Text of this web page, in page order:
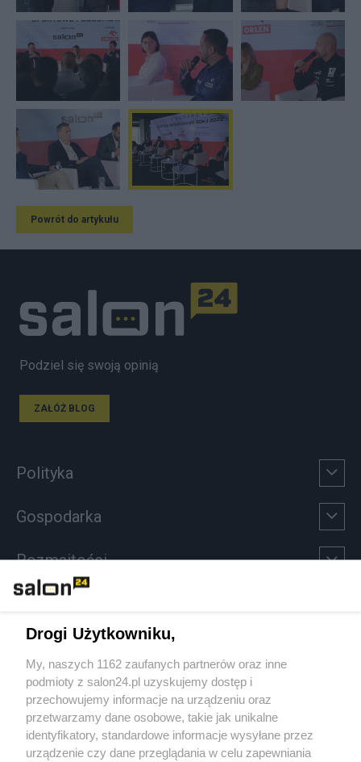
Powrót do artykułu
Podziel się swoją opinią
ZAŁÓŻ BLOG
Polityka
Gospodarka
Rozmaitości
Sport
Społeczeństwo
Kultura
Drogi Użytkowniku,
My, naszych 1162 zaufanych partnerów oraz inne
podmioty z salon24.pl uzyskujemy dostęp i
przechowujemy informacje na urządzeniu oraz
przetwarzamy dane osobowe, takie jak unikalne
identyfikatory, standardowe informacje wysyłane przez
urządzenie czy dane przeglądania w celu zapewniania